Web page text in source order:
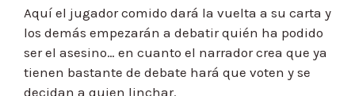
Aquí el jugador comido dará la vuelta a su carta y
los demás empezarán a debatir quién ha podido
ser el asesino… en cuanto el narrador crea que ya
tienen bastante de debate hará que voten y se
decidan a quien linchar.